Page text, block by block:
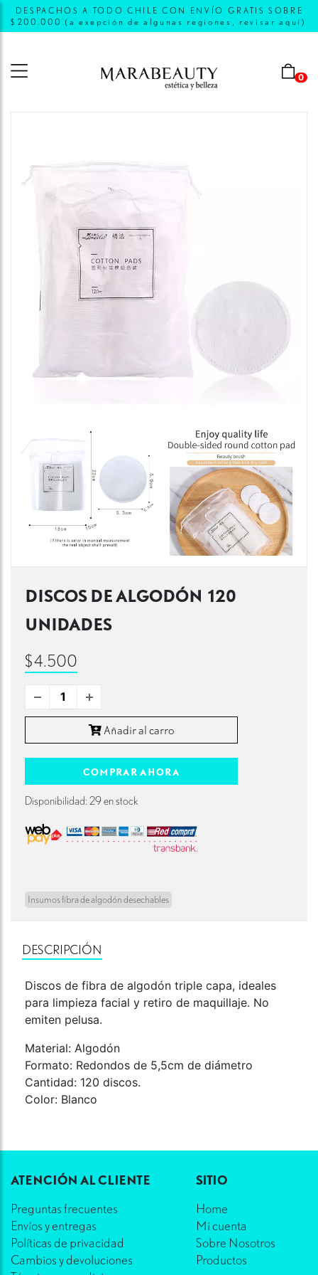
DESPACHOS A TODO CHILE CON ENVÍO GRATIS SOBRE
$200.000 (a exepción de algunas regiones, revisar aquí)
0
DISCOS DE ALGODÓN 120
UNIDADES
$4.500
Añadir al carro
COMPRAR AHORA
Disponibilidad: 29 en stock
Insumos fibra de algodón desechables
DESCRIPCIÓN
Discos de fibra de algodón triple capa, ideales
para limpieza facial y retiro de maquillaje. No
emiten pelusa.
Material: Algodón
Formato: Redondos de 5,5cm de diámetro
Cantidad: 120 discos.
Color: Blanco
ATENCIÓN AL CLIENTE
Preguntas frecuentes
Envíos y entregas
Políticas de privacidad
Cambios y devoluciones
SITIO
Home
Mi cuenta
Sobre Nosotros
Productos